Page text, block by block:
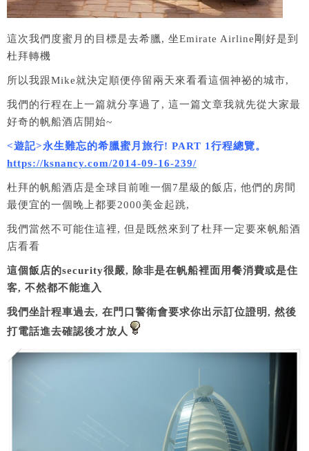
這次我們度蜜月的目標是去希臘, 坐Emirate Airline剛好是到
杜拜轉機
所以我跟Mike就決定順便停留兩天來看看這個神祕的城市,
我們的行程在上一篇就分享過了, 這一篇文章我就先從大家最
好奇的帆船酒店開始~
<遊記>永生難忘的希臘蜜月旅行! PART 1行程總覽。
https://ksnancy.com/2014-09-16-239/
杜拜的帆船酒店是全球目前唯一個7星級的飯店, 他們的房間
最便宜的一個晚上都要2000美金起跳,
我們當然不可能住這裡, 但是既然來到了杜拜一定要來帆船酒
店看看
這個飯店的security很嚴, 除非是在帆船裡面用餐消費或是住
客, 不然都不能進入
我們坐計程車過去, 在門口警衛會要求你出示訂位證明, 然後
打電話進去確認後才放人